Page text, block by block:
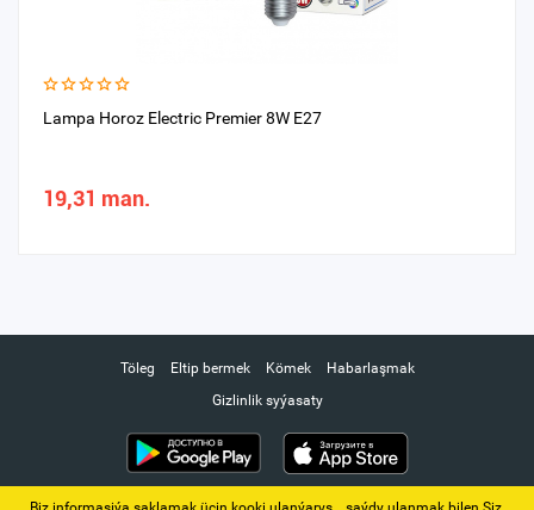
Lampa Horoz Electric Premier 8W E27
19,31 man.
Töleg Eltip bermek Kömek
Habarlaşmak
Gizlinlik syýasaty